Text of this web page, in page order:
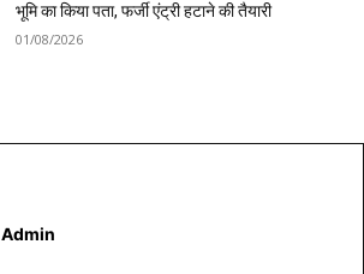
भूमि का किया पता, फर्जी एंट्री हटाने की तैयारी
01/08/2026
Admin